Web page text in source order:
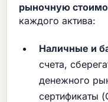
рыночную
каждого актива:
Наличные и
счета,
денежного
сертификаты